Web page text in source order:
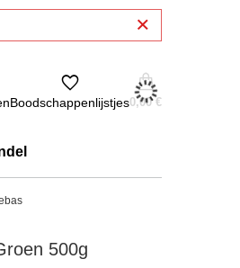
Boodschappenlijstjes0,00 €
500g